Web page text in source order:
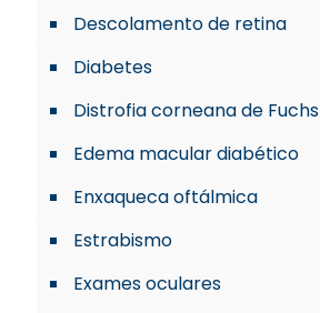
Descolamento de retina
Diabetes
Distrofia corneana de Fuchs
Edema macular diabético
Enxaqueca oftálmica
Estrabismo
Exames oculares